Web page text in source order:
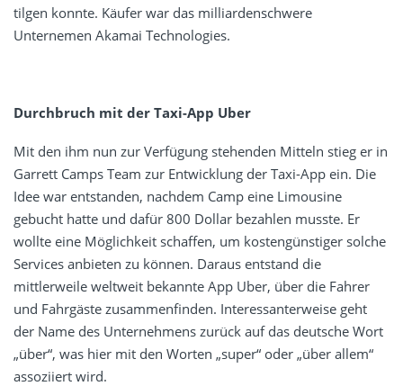
tilgen konnte. Käufer war das milliardenschwere
Unternemen Akamai Technologies.
Durchbruch mit der Taxi-App Uber
Mit den ihm nun zur Verfügung stehenden Mitteln stieg er in
Garrett Camps Team zur Entwicklung der Taxi-App ein. Die
Idee war entstanden, nachdem Camp eine Limousine
gebucht hatte und dafür 800 Dollar bezahlen musste. Er
wollte eine Möglichkeit schaffen, um kostengünstiger solche
Services anbieten zu können. Daraus entstand die
mittlerweile weltweit bekannte App Uber, über die Fahrer
und Fahrgäste zusammenfinden. Interessanterweise geht
der Name des Unternehmens zurück auf das deutsche Wort
„über“, was hier mit den Worten „super“ oder „über allem“
assoziiert wird.